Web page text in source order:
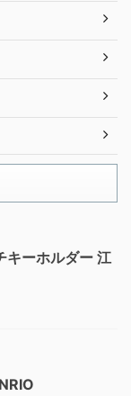
キーホルダー 江